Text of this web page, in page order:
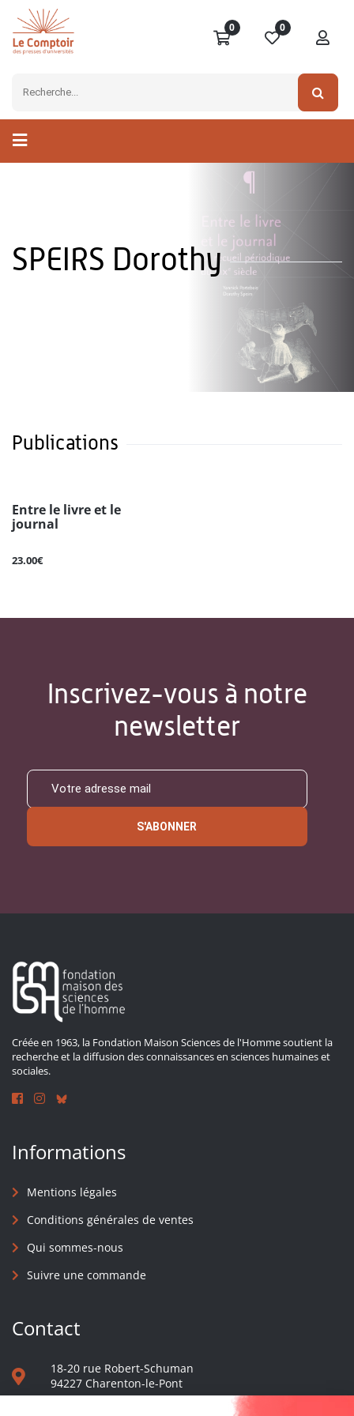
0 0
SPEIRS Dorothy
Publications
Entre le livre et le
journal
23.00€
Inscrivez-vous à notre
newsletter
S'ABONNER
Créée en 1963, la Fondation Maison Sciences de l'Homme soutient la
recherche et la diffusion des connaissances en sciences humaines et
sociales.
Informations
Mentions légales
Conditions générales de ventes
Qui sommes-nous
Suivre une commande
Contact
18-20 rue Robert-Schuman
94227 Charenton-le-Pont